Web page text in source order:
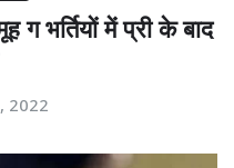
ग भर्तियों में प्री के बाद
2022